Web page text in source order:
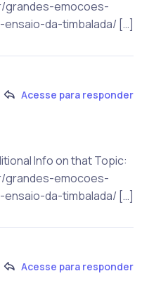
grandes-emocoes-
da-timbalada/ […]
Acesse para responder
Info on that Topic:
grandes-emocoes-
da-timbalada/ […]
Acesse para responder